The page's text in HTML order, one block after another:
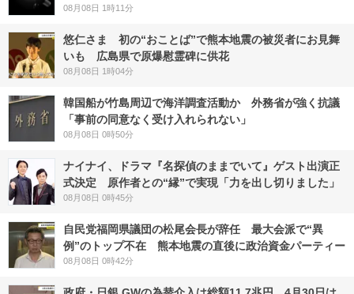
08月08日 1時11分
悠仁さま 初の“おことば”で熊本地震の被災者にお見舞
いも 広島県で原爆慰霊碑に供花
08月08日 1時04分
韓国船が竹島周辺で海洋調査活動か 外務省が強く抗議
「事前の同意なく受け入れられない」
08月08日 0時50分
ナイナイ、ドラマ『名探偵のままでいて』ゲスト出演正
式決定 原作者との“縁”で実現「力を出し切りました」
08月08日 0時45分
自民党福岡県議団の松尾会長が辞任 最大会派で“異
例”のトップ不在 熊本地震の直後に政治資金パーティー
08月08日 0時42分